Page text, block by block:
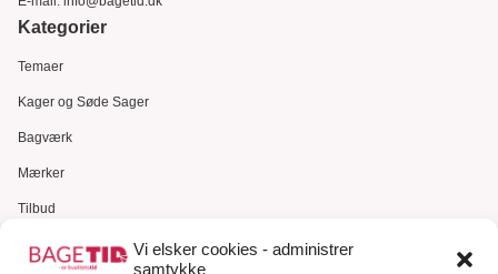
Vi elsker cookies - administrer
samtykke
Kategorier
Temaer
Kager og Søde Sager
Bagværk
Mærker
Tilbud
Gavekort